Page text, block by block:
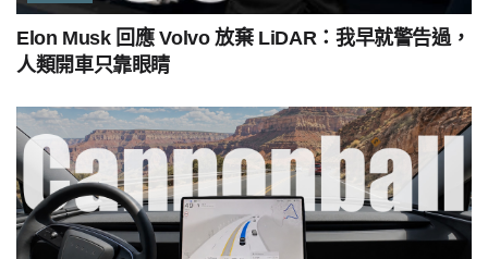
Elon Musk 回應 Volvo 放棄 LiDAR：我早就警告過，
人類開車只靠眼睛